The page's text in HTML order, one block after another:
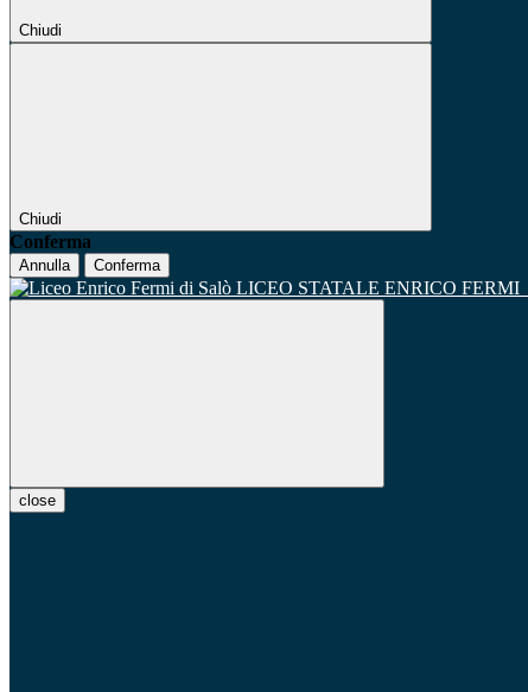
Chiudi
Chiudi
Conferma
Annulla Conferma
LICEO STATALE ENRICO FERMI
close